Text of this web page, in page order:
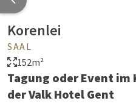
Korenlei
SAAL
152m²
Tagung oder Event im
der Valk Hotel Gent